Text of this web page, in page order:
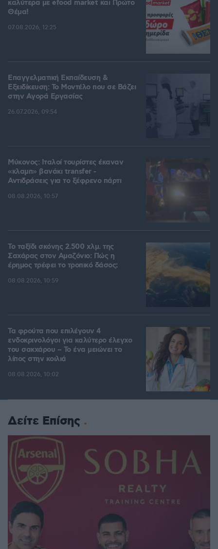
καλύτερα με efood market και Πρώτο
Θέμα!
07.08.2026, 12:25
Επαγγελματική Εκπαίδευση &
Εξειδίκευση: Το Mοντέλο που σε Bάζει
στην Aγορά Eργασίας
26.07.2026, 09:54
Μύκονος: Ιταλοί τουρίστες έκαναν
«κλαμπ» βανάκι transfer -
Αντιδράσεις για το ξέφρενο πάρτι
08.08.2026, 10:57
Το ταξίδι σκόνης 2.500 χλμ. της
Σαχάρας στον Αμαζόνιο: Πώς η
έρημος τρέφει το τροπικό δάσος;
08.08.2026, 10:59
Τα φρούτα που επιλέγουν 4
ενδοκρινολόγοι για καλύτερο έλεγχο
του σακχάρου – Το ένα μειώνει το
λίπος στην κοιλιά
08.08.2026, 10:02
Δείτε Επίσης